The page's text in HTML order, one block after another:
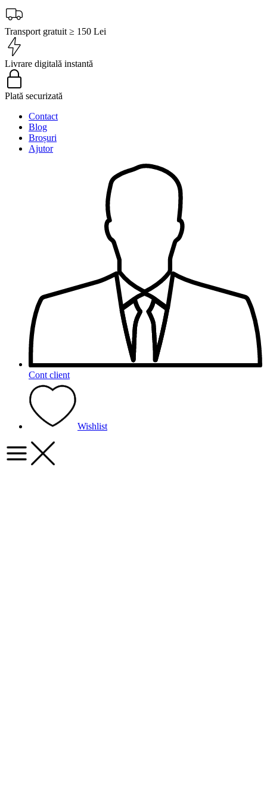
Transport gratuit ≥ 150 Lei
Livrare digitală instantă
Plată securizată
Contact
Blog
Broșuri
Ajutor
Cont client
Wishlist